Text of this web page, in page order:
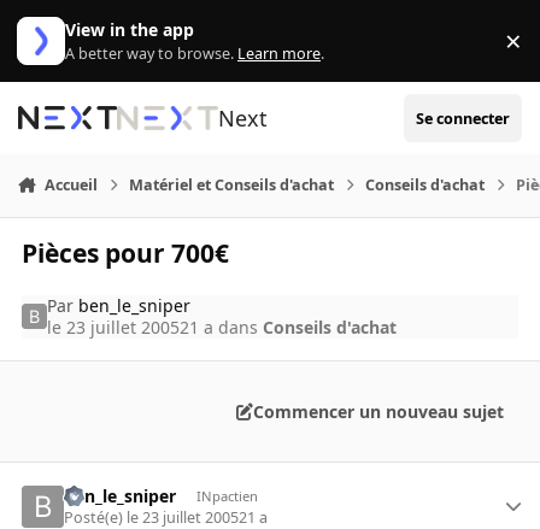
Aller au contenu
View in the app
A better way to browse. Learn more. ×
Next Se connecter
Accueil Matériel et Conseils d'achat Conseils d'achat
Pièces pour 700€
Par ben_le_sniper
le 23 juillet 200521 a dans Conseils d'achat
Commencer un nouveau sujet
ben_le_sniper INpactien
Posté(e) le 23 juillet 200521 a